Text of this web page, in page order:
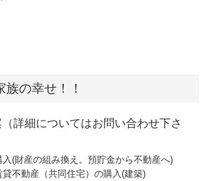
の幸せ！！
詳細についてはお問い合わせ下さ
(財産の組み換え。預貯金から不動産へ)
不動産（共同住宅）の購入(建築)